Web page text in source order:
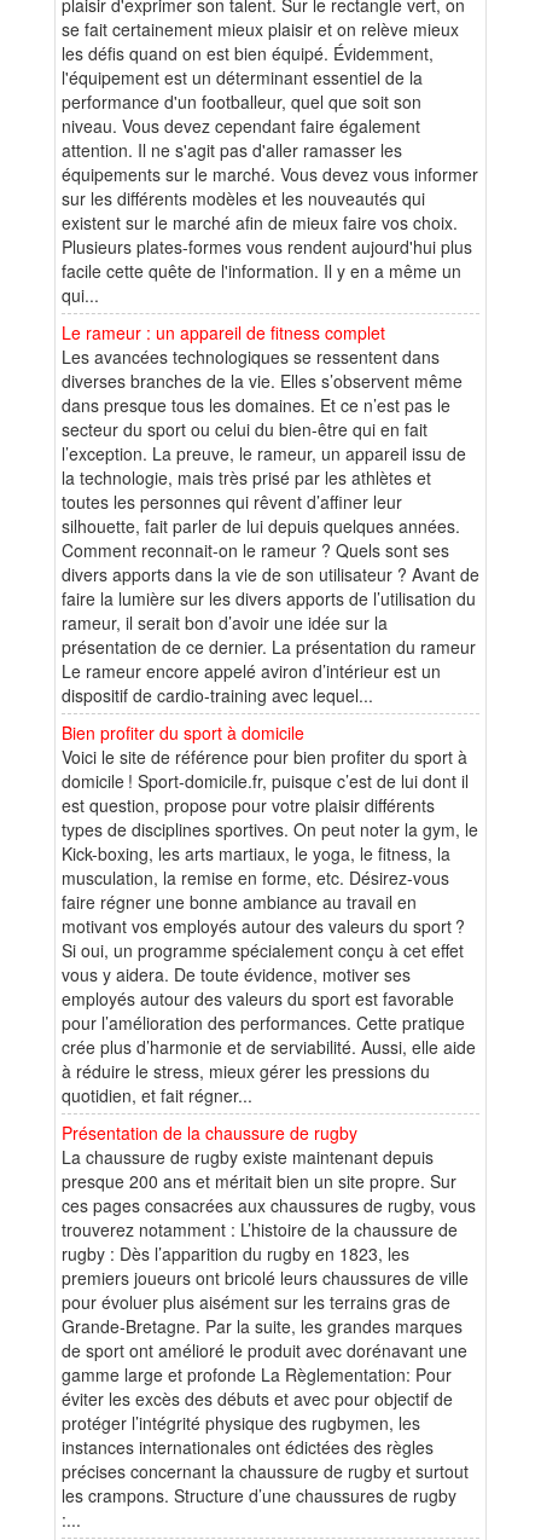
se fait certainement mieux plaisir et on relève mieux
les défis quand on est bien équipé. Évidemment,
l'équipement est un déterminant essentiel de la
performance d'un footballeur, quel que soit son
niveau. Vous devez cependant faire également
attention. Il ne s'agit pas d'aller ramasser les
équipements sur le marché. Vous devez vous informer
sur les différents modèles et les nouveautés qui
existent sur le marché afin de mieux faire vos choix.
Plusieurs plates-formes vous rendent aujourd'hui plus
facile cette quête de l'information. Il y en a même un
qui...
Le rameur : un appareil de fitness complet
Les avancées technologiques se ressentent dans
diverses branches de la vie. Elles s’observent même
dans presque tous les domaines. Et ce n’est pas le
secteur du sport ou celui du bien-être qui en fait
l’exception. La preuve, le rameur, un appareil issu de
la technologie, mais très prisé par les athlètes et
toutes les personnes qui rêvent d’affiner leur
silhouette, fait parler de lui depuis quelques années.
Comment reconnait-on le rameur ? Quels sont ses
divers apports dans la vie de son utilisateur ? Avant de
faire la lumière sur les divers apports de l’utilisation du
rameur, il serait bon d’avoir une idée sur la
présentation de ce dernier. La présentation du rameur
Le rameur encore appelé aviron d’intérieur est un
dispositif de cardio-training avec lequel...
Bien profiter du sport à domicile
Voici le site de référence pour bien profiter du sport à
domicile ! Sport-domicile.fr, puisque c’est de lui dont il
est question, propose pour votre plaisir différents
types de disciplines sportives. On peut noter la gym, le
Kick-boxing, les arts martiaux, le yoga, le fitness, la
musculation, la remise en forme, etc. Désirez-vous
faire régner une bonne ambiance au travail en
motivant vos employés autour des valeurs du sport ?
Si oui, un programme spécialement conçu à cet effet
vous y aidera. De toute évidence, motiver ses
employés autour des valeurs du sport est favorable
pour l’amélioration des performances. Cette pratique
crée plus d’harmonie et de serviabilité. Aussi, elle aide
à réduire le stress, mieux gérer les pressions du
quotidien, et fait régner...
Présentation de la chaussure de rugby
La chaussure de rugby existe maintenant depuis
presque 200 ans et méritait bien un site propre. Sur
ces pages consacrées aux chaussures de rugby, vous
trouverez notamment : L’histoire de la chaussure de
rugby : Dès l’apparition du rugby en 1823, les
premiers joueurs ont bricolé leurs chaussures de ville
pour évoluer plus aisément sur les terrains gras de
Grande-Bretagne. Par la suite, les grandes marques
de sport ont amélioré le produit avec dorénavant une
gamme large et profonde La Règlementation: Pour
éviter les excès des débuts et avec pour objectif de
protéger l’intégrité physique des rugbymen, les
instances internationales ont édictées des règles
précises concernant la chaussure de rugby et surtout
les crampons. Structure d’une chaussures de rugby
:...